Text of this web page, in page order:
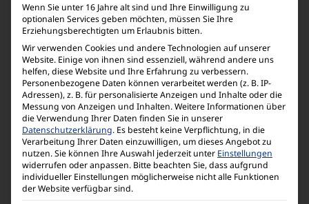
Ganzzahlige Zufallszahlen
Wertetabelle
Periodischer Dezimalbruch
Wenn Sie unter 16 Jahre alt sind und Ihre Einwilligung zu
optionalen Services geben möchten, müssen Sie Ihre
Erziehungsberechtigten um Erlaubnis bitten.
Wir verwenden Cookies und andere Technologien auf unserer
Website. Einige von ihnen sind essenziell, während andere uns
helfen, diese Website und Ihre Erfahrung zu verbessern.
Personenbezogene Daten können verarbeitet werden (z. B. IP-
Adressen), z. B. für personalisierte Anzeigen und Inhalte oder die
Messung von Anzeigen und Inhalten.Weitere Informationen über
die Verwendung Ihrer Daten finden Sie in unserer
Datenschutzerklärung. Es besteht keine Verpflichtung, in die
Verarbeitung Ihrer Daten einzuwilligen, um dieses Angebot zu
nutzen.Sie können Ihre Auswahl jederzeit unter Einstellungen
widerrufen oder anpassen. Bitte beachten Sie, dass aufgrund
individueller Einstellungen möglicherweise nicht alle Funktionen
der Website verfügbar sind.